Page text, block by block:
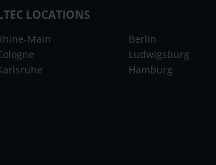
LOCATIONS
Main
Berlin
Ludwigsburg
Hamburg